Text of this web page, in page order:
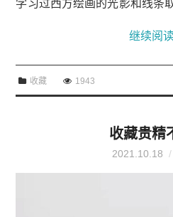
学习过西方绘画的光影和线条
生，受教于当时已负盛名的著
继续阅
收藏 1943
收藏贵精
2021.10.18